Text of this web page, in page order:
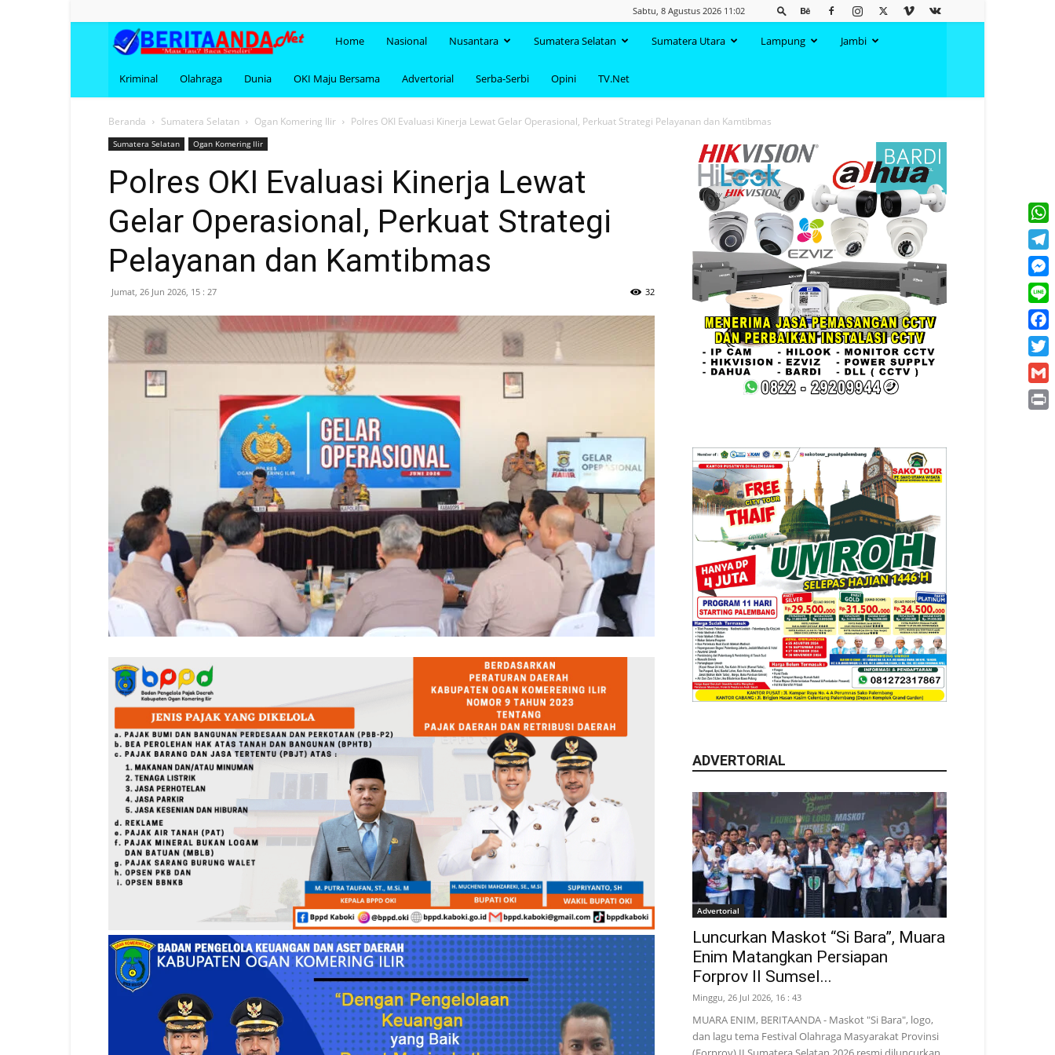
Sabtu, 8 Agustus 2026 11:02
BERITAANDA.NET
Home Nasional Nusantara Sumatera Selatan Sumatera Utara Lampung Jambi
Kriminal Olahraga Dunia OKI Maju Bersama Advertorial Serba-Serbi Opini TV.Net
Beranda Sumatera Selatan Ogan Komering Ilir Polres OKI Evaluasi Kinerja Lewat Gelar Operasional, Perkuat Strategi Pelayanan dan Kamtibmas
Sumatera Selatan Ogan Komering Ilir
Polres OKI Evaluasi Kinerja Lewat
Gelar Operasional, Perkuat Strategi
Pelayanan dan Kamtibmas
Jumat, 26 Jun 2026, 15 : 27 32
ADVERTORIAL
Advertorial
Luncurkan Maskot “Si Bara”, Muara
Enim Matangkan Persiapan
Forprov II Sumsel...
Minggu, 26 Jul 2026, 16 : 43
MUARA ENIM, BERITAANDA - Maskot "Si Bara", logo,
dan lagu tema Festival Olahraga Masyarakat Provinsi
Line